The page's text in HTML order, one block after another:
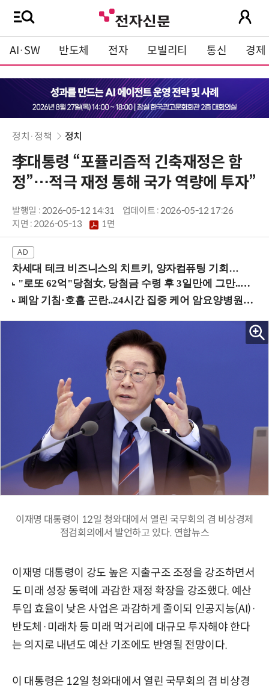
AI·SW 반도체 전자 모빌리티 통신 경제
정치·정책 정치
李대통령 “포퓰리즘적 긴축재정은 함
정”…적극 재정 통해 국가 역량에 투자”
발행일 : 2026-05-12 14:31
업데이트 : 2026-05-12 17:26
지면 :2026-05-13 1면
차세대 테크 비즈니스의 치트키, 양자컴퓨팅 기회를 선점하라! (8/28 강남역)
이재명 대통령이 12일 청와대에서 열린 국무회의 겸 비상경제
점검회의에서 발언하고 있다. 연합뉴스
이재명 대통령이 강도 높은 지출구조 조정을 강조하면서
도 미래 성장 동력에 과감한 재정 확장을 강조했다. 예산
투입 효율이 낮은 사업은 과감하게 줄이되 인공지능(AI)·
반도체·미래차 등 미래 먹거리에 대규모 투자해야 한다
는 의지로 내년도 예산 기조에도 반영될 전망이다.
이 대통령은 12일 청와대에서 열린 국무회의 겸 비상경